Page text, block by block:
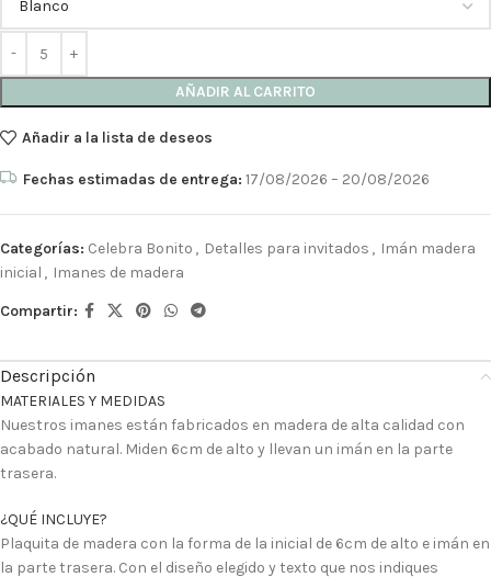
AÑADIR AL CARRITO
Añadir a la lista de deseos
Fechas estimadas de entrega: 17/08/2026 – 20/08/2026
Categorías: Celebra Bonito , Detalles para invitados , Imán madera
inicial , Imanes de madera
Compartir:
Descripción
MATERIALES Y MEDIDAS
Nuestros imanes están fabricados en madera de alta calidad con
acabado natural. Miden 6cm de alto y llevan un imán en la parte
trasera.
¿QUÉ INCLUYE?
Plaquita de madera con la forma de la inicial de 6cm de alto e imán en
la parte trasera. Con el diseño elegido y texto que nos indiques